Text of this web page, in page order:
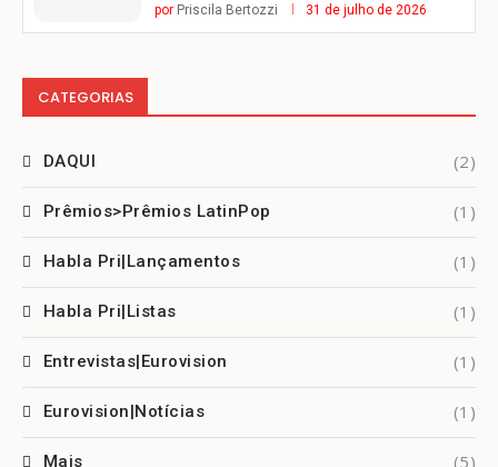
por Priscila Bertozzi 31 de julho de 2026
CATEGORIAS
DAQUI (2)
Prêmios>Prêmios LatinPop (1)
Habla Pri|Lançamentos (1)
Habla Pri|Listas (1)
Entrevistas|Eurovision (1)
Eurovision|Notícias (1)
Mais (5)